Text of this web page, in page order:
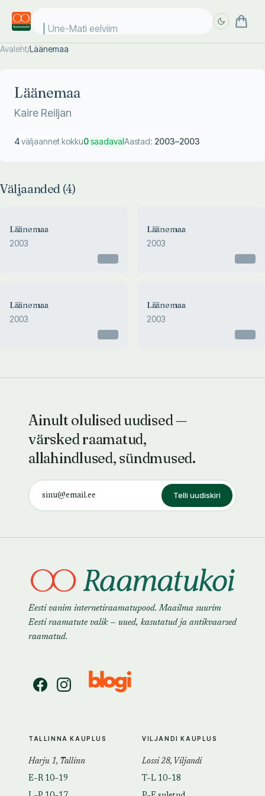
Une-Mati eelviima
Avaleht/Läänemaa
Läänemaa
Kaire Reiljan
4väljaannet kokku0saadavalAastad: 2003–2003
Väljaanded (4)
Läänemaa
2003
Läänemaa
2003
Läänemaa
2003
Läänemaa
2003
Ainult olulised uudised —
värsked raamatud,
allahindlused, sündmused.
Telli uudiskiri
Eesti vanim internetiraamatupood. Maailma suurim
Eesti raamatute valik — uued, kasutatud ja antikvaarsed
raamatud.
TALLINNA KAUPLUS
Harju 1, Tallinn
E–R 10–19
VILJANDI KAUPLUS
Lossi 28, Viljandi
T–L 10–18